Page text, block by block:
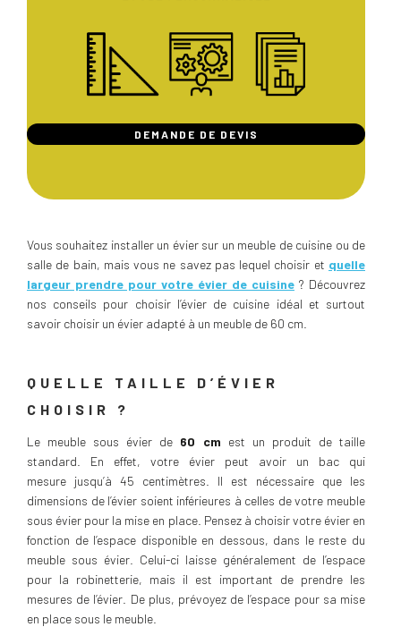
DEMANDE DE DEVIS
Vous souhaitez installer un évier sur un meuble de cuisine ou de
salle de bain, mais vous ne savez pas lequel choisir et quelle
largeur prendre pour votre évier de cuisine ? Découvrez
nos conseils pour choisir l’évier de cuisine idéal et surtout
savoir choisir un évier adapté à un meuble de 60 cm.
QUELLE TAILLE D’ÉVIER
CHOISIR ?
Le meuble sous évier de 60 cm est un produit de taille
standard. En effet, votre évier peut avoir un bac qui
mesure jusqu’à 45 centimètres. Il est nécessaire que les
dimensions de l’évier soient inférieures à celles de votre meuble
sous évier pour la mise en place. Pensez à choisir votre évier en
fonction de l’espace disponible en dessous, dans le reste du
meuble sous évier. Celui-ci laisse généralement de l’espace
pour la robinetterie, mais il est important de prendre les
mesures de l’évier. De plus, prévoyez de l’espace pour sa mise
en place sous le meuble.